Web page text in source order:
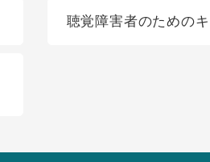
聴覚障害者のための